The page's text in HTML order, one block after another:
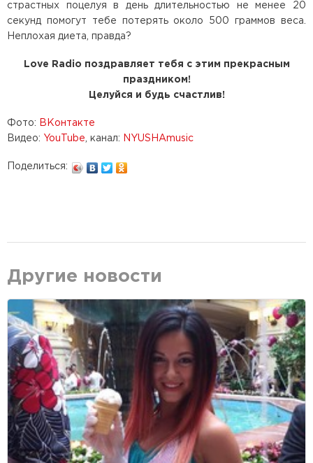
страстных поцелуя в день длительностью не менее 20
секунд помогут тебе потерять около 500 граммов веса.
Неплохая диета, правда?
Love Radio поздравляет тебя с этим прекрасным
праздником!
Целуйся и будь счастлив!
Фото:
ВКонтакте
Видео: YouTube , канал: NYUSHAmusic
Поделиться:
Другие новости